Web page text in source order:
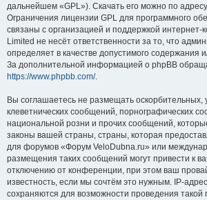
дальнейшем «GPL»). Скачать его можно по адресу
Ограничения лицензии GPL для программного
связаны с организацией и поддержкой
Limited не несёт ответственности за то, что
определяет в качестве допустимого содержания
За дополнительной информацией о phpBB
https://www.phpbb.com/.
Вы соглашаетесь не размещать оскорбительных,
клеветнических сообщений, порнографических
национальной розни и прочих сообщений,
законы вашей страны, страны, которая
для форумов «Форум VeloDubna.ru» или
размещения таких сообщений могут привести к
отключению от конференции, при этом ваш
известность, если мы сочтём это нужным. IP-
сохраняются для возможности проведения такой